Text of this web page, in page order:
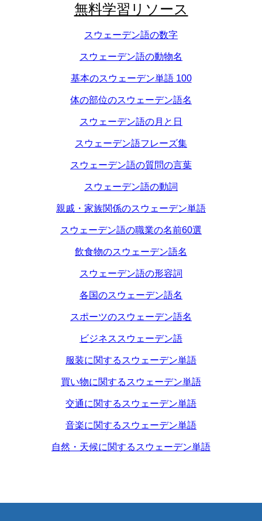
無料学習リソース
スウェーデン語の数字
スウェーデン語の動物名
基本のスウェーデン単語 100
体の部位のスウェーデン語名
スウェーデン語の月と日
スウェーデン語フレーズ集
スウェーデン語の質問の言葉
スウェーデン語の動詞
親戚・家族関係のスウェーデン単語
スウェーデン語の職業の名前60選
飲食物のスウェーデン語名
スウェーデン語の形容詞
各国のスウェーデン語名
スポーツのスウェーデン語名
ビジネススウェーデン語
服装に関するスウェーデン単語
買い物に関するスウェーデン単語
交通に関するスウェーデン単語
音楽に関するスウェーデン単語
自然・天候に関するスウェーデン単語